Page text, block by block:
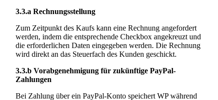
3.3.a Rechnungsstellung
Zum Zeitpunkt des Kaufs kann eine Rechnung angefordert
werden, indem die entsprechende Checkbox angekreuzt und
die erforderlichen Daten eingegeben werden. Die Rechnung
wird direkt an das Steuerfach des Kunden geschickt.
3.3.b Vorabgenehmigung für zukünftige PayPal-
Zahlungen
Bei Zahlung über ein PayPal-Konto speichert WP während